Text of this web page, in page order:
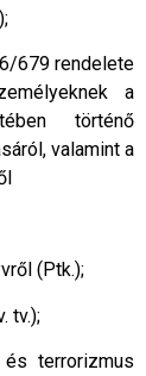
679 rendelete
a
történő
valamint a
(Ptk.);
tv.);
terrorizmus